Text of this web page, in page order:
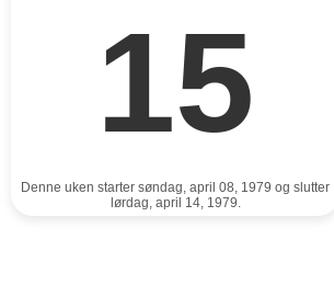
15
Denne uken starter søndag, april 08, 1979 og slutter
lørdag, april 14, 1979.